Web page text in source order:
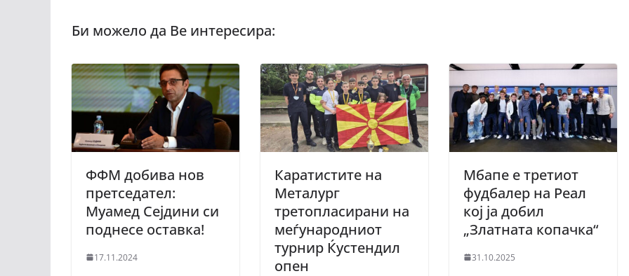
ФФМ добива нов
претседател:
Муамед Сејдини си
поднесе оставка!
17.11.2024
Каратистите на
Металург
третопласирани на
меѓународниот
турнир Ќустендил
опен
Мбапе е третиот
фудбалер на Реал
кој ја добил
„Златната копачка“
31.10.2025